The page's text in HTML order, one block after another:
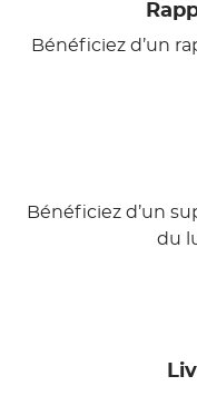
Bénéficiez d’un
Bénéficiez d’un
du